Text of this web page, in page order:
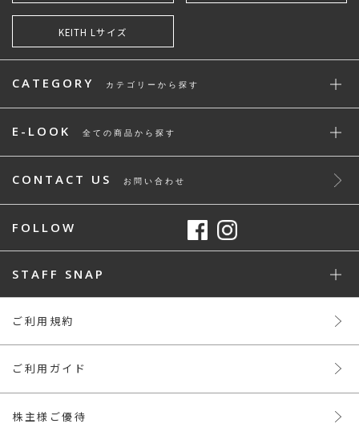
KEITH Lサイズ
CATEGORY カテゴリーから探す
E-LOOK 全ての商品から探す
CONTACT US お問い合わせ
FOLLOW
STAFF SNAP
ご利用規約
ご利用ガイド
株主様ご優待